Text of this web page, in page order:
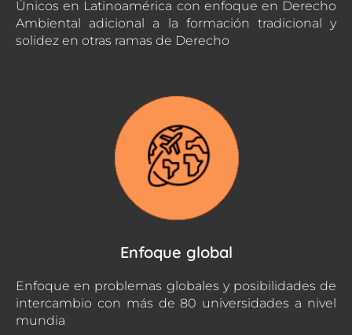
Únicos en Latinoamérica con enfoque en Derecho
Ambiental adicional a la formación tradicional y
solidez en otras ramas de Derecho
Enfoque global
Enfoque en problemas globales y posibilidades de
intercambio con más de 80 universidades a nivel
mundia